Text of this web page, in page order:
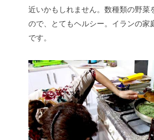
近いかもしれません。数種類の野菜
ので、とてもヘルシー。イランの家
です。